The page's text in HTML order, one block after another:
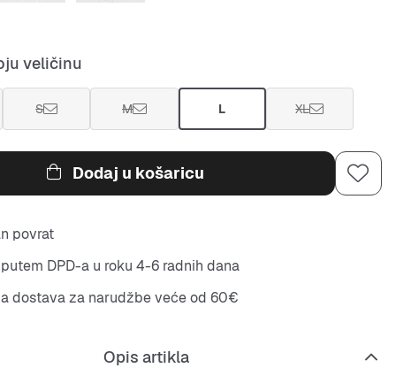
veličinu
S M L XL
Dodaj u košaricu
povrat
DPD-a u roku 4-6 radnih dana
dostava za narudžbe veće od 60€
Opis artikla